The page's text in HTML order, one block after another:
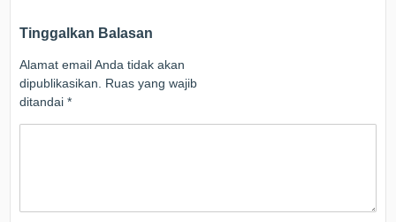
Tinggalkan Balasan
Alamat email Anda tidak akan
dipublikasikan.
Ruas yang wajib
ditandai*